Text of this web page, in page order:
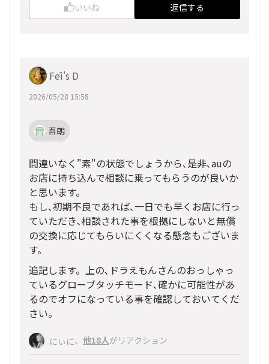
いいね 返信する
Fēi's D
2026/05/28 15:58
吾朗
間違いなく"素"の状態でしょうから､是非､auの
お店に持ち込んで相談に乗ってもらうのが良いか
と思います。
もし､初期不良であれば､一日でも早くお店に行っ
ていただき､相談された事を根拠にしないと無償
の交換に応じてもらいにくくなる懸念もございま
す。
追記します。上の､ドラえもんさんのおっしゃっ
ているグローブタッチモード､確かに可能性があ
るのでオフになっている事を確認しておいてくだ
さい。
にぃに、 他18人がリアクション